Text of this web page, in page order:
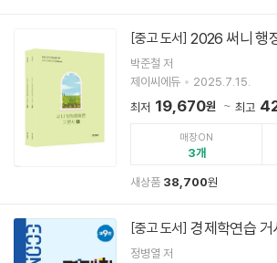
[중고 도서] 2026 써니 행
박준철 저
제이씨에듀
2025.7.15.
최저 19,670원 최고
매장ON
3
새상품 38,700원
[중고 도서] 경제학연습 거
정병열 저